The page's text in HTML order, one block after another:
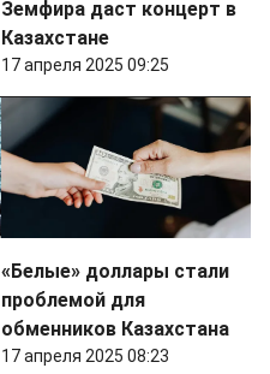
Земфира даст концерт в
Казахстане
17 апреля 2025 09:25
«Белые» доллары стали
проблемой для
обменников Казахстана
17 апреля 2025 08:23